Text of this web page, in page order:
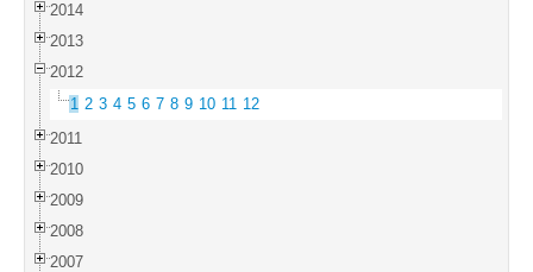
2014
2013
2012
1 2 3 4 5 6 7 8 9 10 11 12
2011
2010
2009
2008
2007